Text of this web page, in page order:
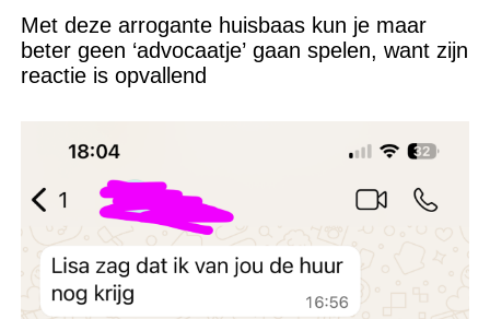
Met deze arrogante huisbaas kun je maar
beter geen ‘advocaatje’ gaan spelen, want zijn
reactie is opvallend